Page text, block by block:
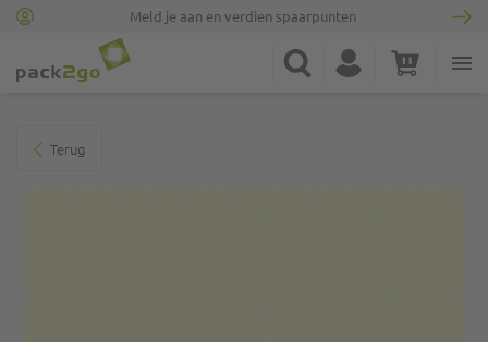
Meld je aan en verdien spaarpunten
Ga naar homepagina
Zoek Account Winkelwagen
Terug